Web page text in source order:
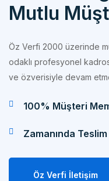
Öz Verfi 2000 üzerinde
ve özverisiyle devam
100% Müşteri
Zamanında